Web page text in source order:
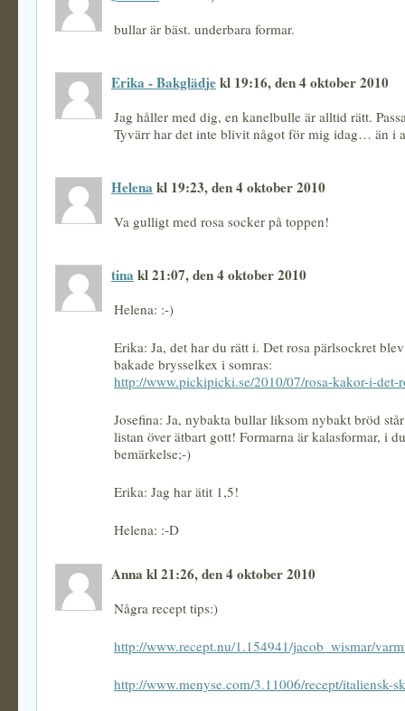
bullar är bäst. underbara formar.
Erika - Bakglädjekl 19:16, den 4 oktober 2010
Jag håller med dig, en kanelbulle är alltid rätt.
Tyvärr har det inte blivit något för mig idag… än i
Helena kl 19:23, den 4 oktober 2010
Va gulligt med rosa socker på toppen!
tina kl 21:07, den 4 oktober 2010
Helena: :-)
Erika: Ja, det har du rätt i. Det rosa pärlsockret
bakade brysselkex i somras:
http://www.pickipicki.se/2010/07/rosa-kakor-i-det-
Josefina: Ja, nybakta bullar liksom nybakt bröd
listan över ätbart gott! Formarna är kalasformar, i
bemärkelse;-)
Erika: Jag har ätit 1,5!
Helena: :-D
Anna kl 21:26, den 4 oktober 2010
Några recept tips:)
http://www.recept.nu/1.154941/jacob_wismar/
http://www.menyse.com/3.11006/recept/italiensk-